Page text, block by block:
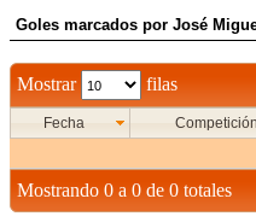
Goles marcados por José
Mostrar filas
Fecha Competición
Mostrando 0 a 0 de 0 totales